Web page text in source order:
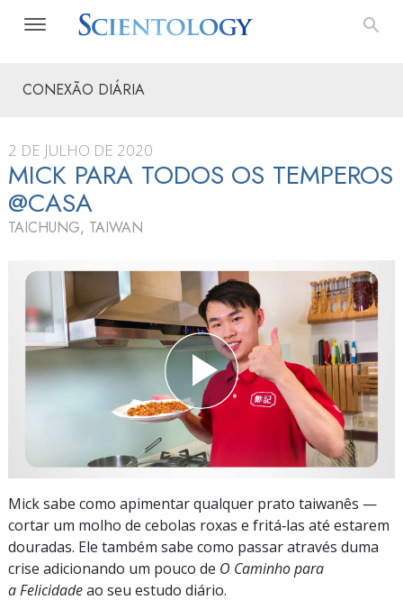
CONEXÃO DIÁRIA
2 DE JULHO DE 2020
MICK PARA TODOS OS TEMPEROS
@CASA
TAICHUNG, TAIWAN
Mick sabe como apimentar qualquer prato taiwanês —
cortar um molho de cebolas roxas e fritá‑las até estarem
douradas. Ele também sabe como passar através duma
crise adicionando um pouco de O Caminho para
a Felicidadeao seu estudo diário.